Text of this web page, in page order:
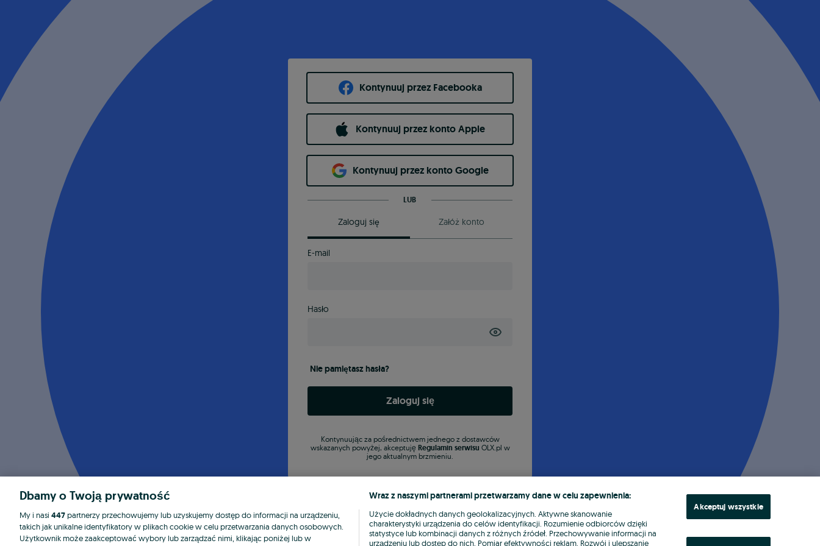
Kontynuuj przez Facebooka
Kontynuuj przez konto Apple
Kontynuuj przez konto Google
LUB
Zaloguj się Załóż konto
E-mail
Hasło
Nie pamiętasz hasła?
Zaloguj się
Kontynuując za pośrednictwem jednego z dostawców
wskazanych powyżej, akceptuję Regulamin serwisu OLX.pl w
jego aktualnym brzmieniu.
Dbamy o Twoją prywatność
My i nasi 447partnerzy przechowujemy lub uzyskujemy dostęp do informacji na urządzeniu,
takich jak unikalne identyfikatory w plikach cookie w celu przetwarzania danych osobowych.
Użytkownik może zaakceptować wybory lub zarządzać nimi, klikając poniżej lub w
Wraz z naszymi partnerami przetwarzamy dane w celu zapewnienia:
Użycie dokładnych danych geolokalizacyjnych. Aktywne skanowanie
charakterystyki urządzenia do celów identyfikacji. Rozumienie odbiorców dzięki
statystyce lub kombinacji danych z różnych źródeł. Przechowywanie informacji na
urządzeniu lub dostęp do nich. Pomiar efektywności reklam. Rozwój i ulepszanie
Akceptuj wszystkie